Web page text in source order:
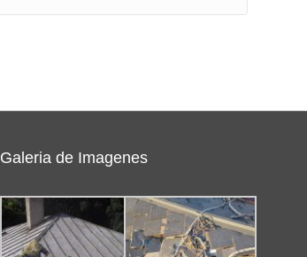
Galeria de Imagenes